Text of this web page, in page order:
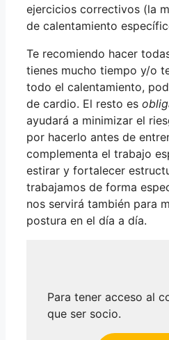
ejercicios correctivos (la
de calentamiento
Te recomiendo hacer
tienes mucho tiempo y/o
todo el calentamiento,
de cardio. El resto es
ayudará a minimizar el
por hacerlo antes de
complementa el trabajo
estirar y fortalecer
trabajamos de forma
nos servirá también para
postura en el día a día.
Para tener acceso al
que ser socio.